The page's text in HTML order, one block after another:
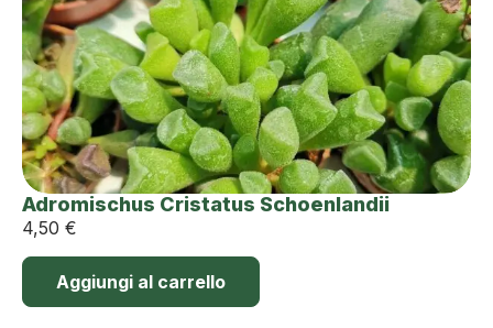
Adromischus Cristatus Schoenlandii
4,50 €
Aggiungi al carrello